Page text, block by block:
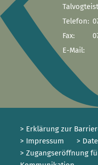
Telefon:
Fax:
E-Mail:
> Erklärung zur
> Impressum
>
> Zugangseröffnung